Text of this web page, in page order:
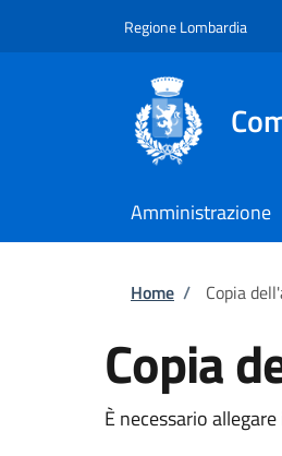
Regione Lombardia
Amministrazione
Home / Copia
Copia
È necessario